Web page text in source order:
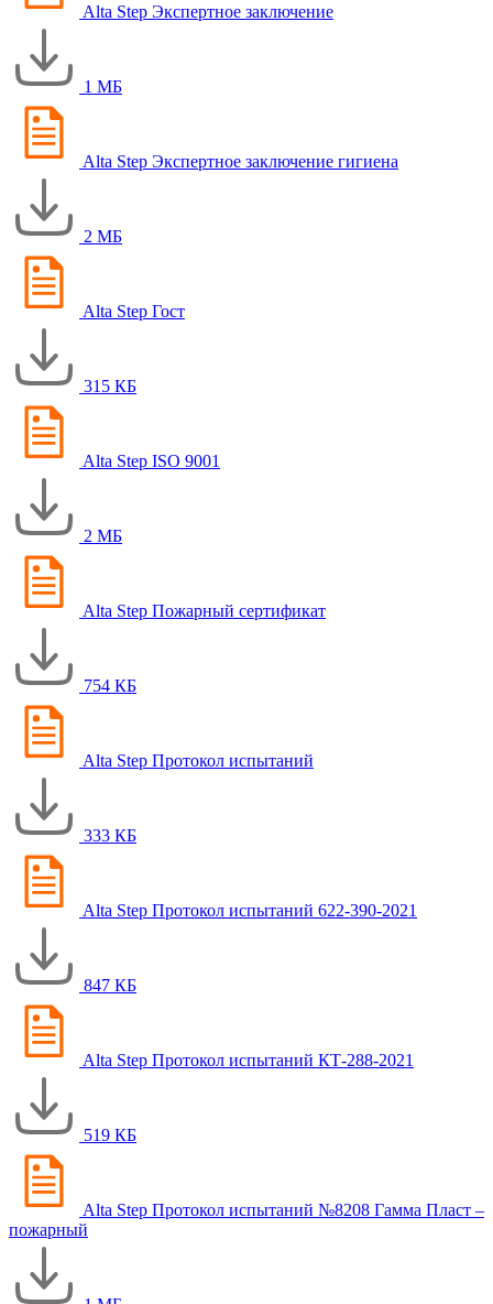
Alta Step Экспертное заключение
1 МБ
Alta Step Экспертное заключение гигиена
2 МБ
Alta Step Гост
315 КБ
Alta Step ISO 9001
2 МБ
Alta Step Пожарный сертификат
754 КБ
Alta Step Протокол испытаний
333 КБ
Alta Step Протокол испытаний 622-390-2021
847 КБ
Alta Step Протокол испытаний КТ-288-2021
519 КБ
Alta Step Протокол испытаний №8208 Гамма Пласт –
пожарный